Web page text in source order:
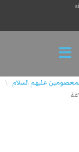
عليهم السلام \